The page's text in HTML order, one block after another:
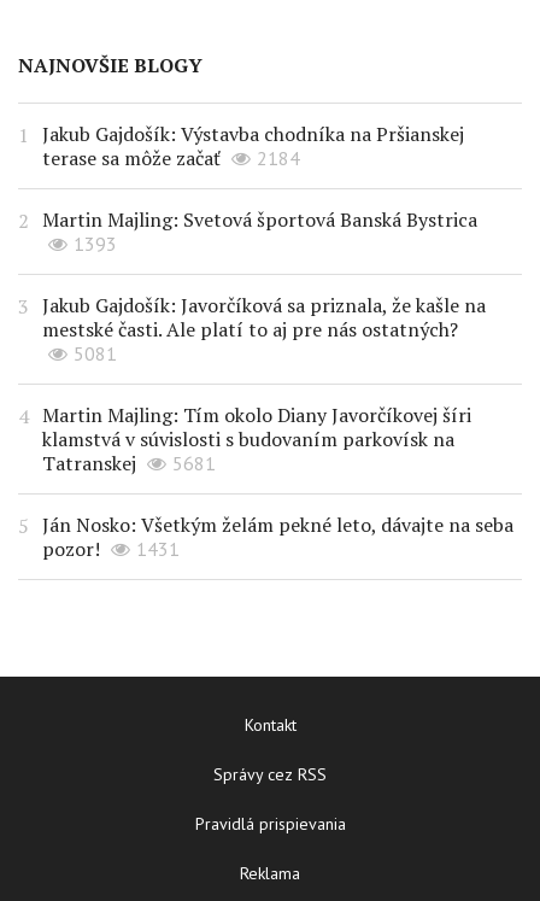
NAJNOVŠIE BLOGY
Jakub Gajdošík: Výstavba chodníka na Pršianskej
terase sa môže začať
2184
Martin Majling: Svetová športová Banská Bystrica
1393
Jakub Gajdošík: Javorčíková sa priznala, že kašle na
mestské časti. Ale platí to aj pre nás ostatných?
5081
Martin Majling: Tím okolo Diany Javorčíkovej šíri
klamstvá v súvislosti s budovaním parkovísk na
Tatranskej
5681
Ján Nosko: Všetkým želám pekné leto, dávajte na seba
pozor!
1431
Kontakt
Správy cez RSS
Pravidlá prispievania
Reklama